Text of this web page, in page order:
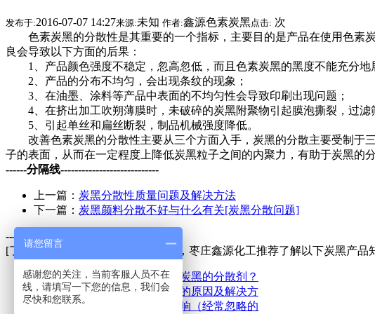
发布于:2016-07-07 14:27来源:未知 作者:鑫源色素炭黑点击: 次
色素炭黑的分散性是其重要的一个指标，主要目的是产品在使用色素
良会导致以下方面的后果：
1、产品颜色强度不稳定，忽高忽低，而且色素炭黑的黑度不能充分地
2、产品的分布不均匀，会出现条纹的现象；
3、在油墨、涂料等产品中表面的不均匀性会导致印刷出现问题；
4、在挤出加工吹朔薄膜时，未破碎的炭黑附聚物引起膜泡撕裂，过滤
5、引起单丝和扁丝断裂，制品机械强度降低。
改善色素炭黑的分散性主要从三个方面入手，炭黑的分散主要受制于
子的表面，从而在一定程度上降低炭黑粒子之间的内聚力，有助于炭黑的
------分隔线----------------------------
上一篇： 炭黑分散性质量问题及解决方法
下一篇： 炭黑颜料分散不好与什么有关[炭黑分散问题]
------分隔线----------------------------
[了解色素炭黑的分散性问题 的内容，枣庄鑫源化工推荐了解以下炭黑产品
炭黑怎么分散，有没有专用于炭黑的分散剂？
炭黑返粗怎么回事？炭黑团聚的原因及解决方
并用胶粘度对炭黑分散性的影响（经常忽略的
请您留言
感谢您的关注，当前客服人员不在
线，请填写一下您的信息，我们会
尽快和您联系。